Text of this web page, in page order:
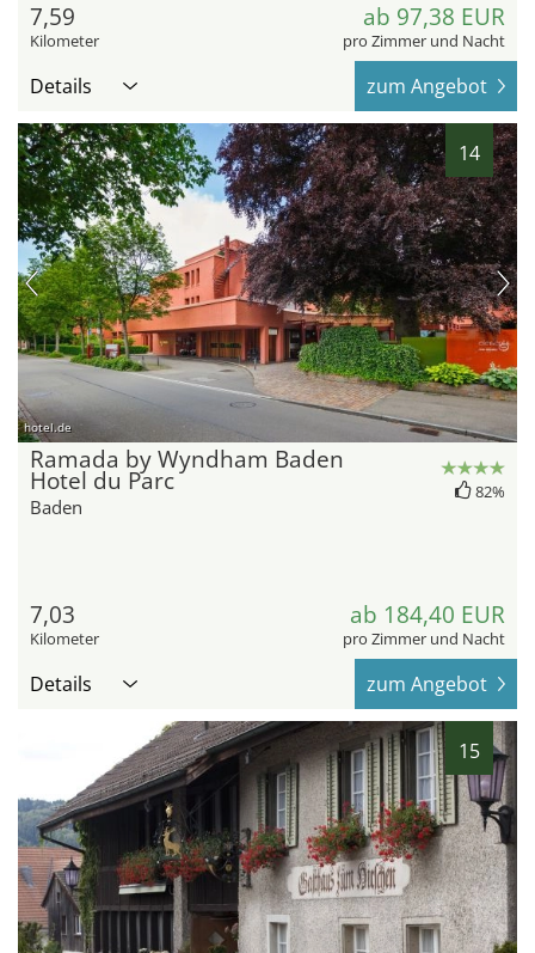
7,59
Kilometer
ab 97,38 EUR
pro Zimmer und Nacht
Details zum Angebot
14
hotel.de
Ramada by Wyndham Baden
Hotel du Parc
Baden
82%
7,03
Kilometer
ab 184,40 EUR
pro Zimmer und Nacht
Details zum Angebot
15